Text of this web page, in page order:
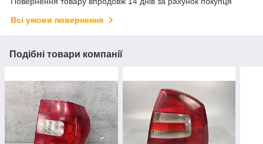
Всі умови повернення
Подібні товари компанії